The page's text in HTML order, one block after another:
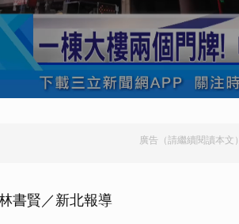
廣告（請繼續閱讀本文）
書賢／新北報導